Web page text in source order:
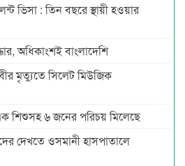
ভিসা : তিন বছরে স্থায়ী হওয়ার
অধিকাংশই বাংলাদেশি
মৃত্যুতে সিলেট মিউজিক
শিশুসহ ৬ জনের পরিচয় মিলেছে
দেখতে ওসমানী হাসপাতালে